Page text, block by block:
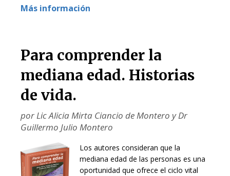
Más información
Para comprender la
mediana edad. Historias
de vida.
por Lic Alicia Mirta Ciancio de Montero y Dr
Guillermo Julio Montero
Los autores consideran que la
mediana edad de las personas es una
oportunidad que ofrece el ciclo vital
Asunto: